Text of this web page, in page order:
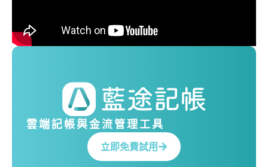
雲端記帳與金流管理工具
立即免費試用